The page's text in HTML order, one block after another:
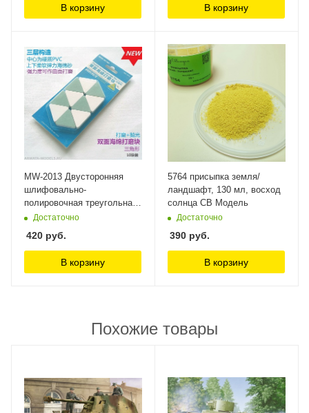
В корзину В корзину
MW-2013 Двусторонняя
шлифовально-
полировочная треугольная
губка ManWah
Достаточно
420 руб.
В корзину
5764 присыпка земля/
ландшафт, 130 мл, восход
солнца СВ Модель
Достаточно
390 руб.
В корзину
Похожие товары